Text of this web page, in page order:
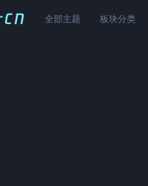
全部主题 板块分类